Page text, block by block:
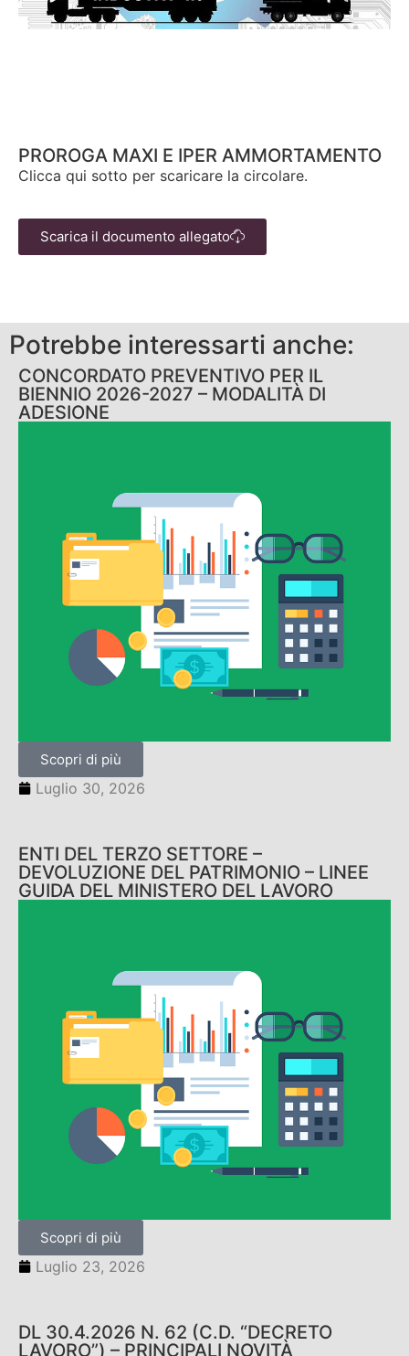
PROROGA MAXI E IPER AMMORTAMENTO
Clicca qui sotto per scaricare la circolare.
Scarica il documento allegato
Potrebbe interessarti anche:
CONCORDATO PREVENTIVO PER IL
BIENNIO 2026-2027 – MODALITÀ DI
ADESIONE
Scopri di più
Luglio 30, 2026
ENTI DEL TERZO SETTORE –
DEVOLUZIONE DEL PATRIMONIO – LINEE
GUIDA DEL MINISTERO DEL LAVORO
Scopri di più
Luglio 23, 2026
DL 30.4.2026 N. 62 (C.D. “DECRETO
LAVORO”) – PRINCIPALI NOVITÀ